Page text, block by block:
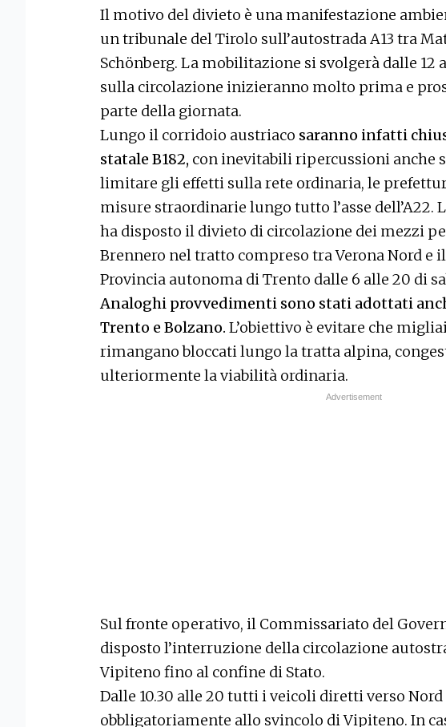
Il motivo del divieto è una manifestazione
un tribunale del Tirolo sull’autostrada A13 tra
Schönberg. La mobilitazione si svolgerà dalle 12
sulla circolazione inizieranno molto prima e
parte della giornata.
Lungo il corridoio austriaco saranno infatti
statale B182, con inevitabili ripercussioni anche
limitare gli effetti sulla rete ordinaria, le
misure straordinarie lungo tutto l’asse dell’A22.
ha disposto il divieto di circolazione dei mezzi
Brennero nel tratto compreso tra Verona Nord e
Provincia autonoma di Trento dalle 6 alle 20 di
Analoghi provvedimenti sono stati adottati
Trento e Bolzano. L’obiettivo è evitare che
rimangano bloccati lungo la tratta alpina,
ulteriormente la viabilità ordinaria.
Sul fronte operativo, il Commissariato del
disposto l’interruzione della circolazione
Vipiteno fino al confine di Stato.
Dalle 10.30 alle 20 tutti i veicoli diretti verso
obbligatoriamente allo svincolo di Vipiteno. In